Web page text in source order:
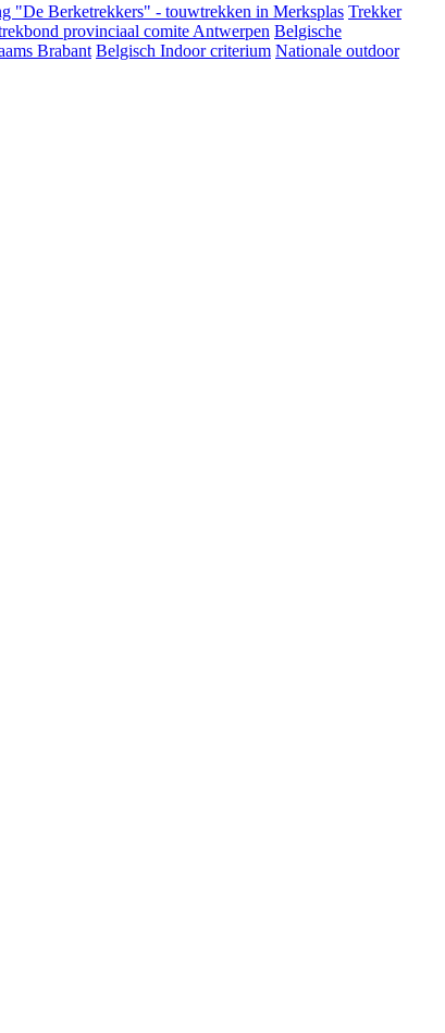
"De Berketrekkers" - touwtrekken in Merksplas Trekker
provinciaal comite Antwerpen Belgische
Brabant Belgisch Indoor criterium Nationale outdoor